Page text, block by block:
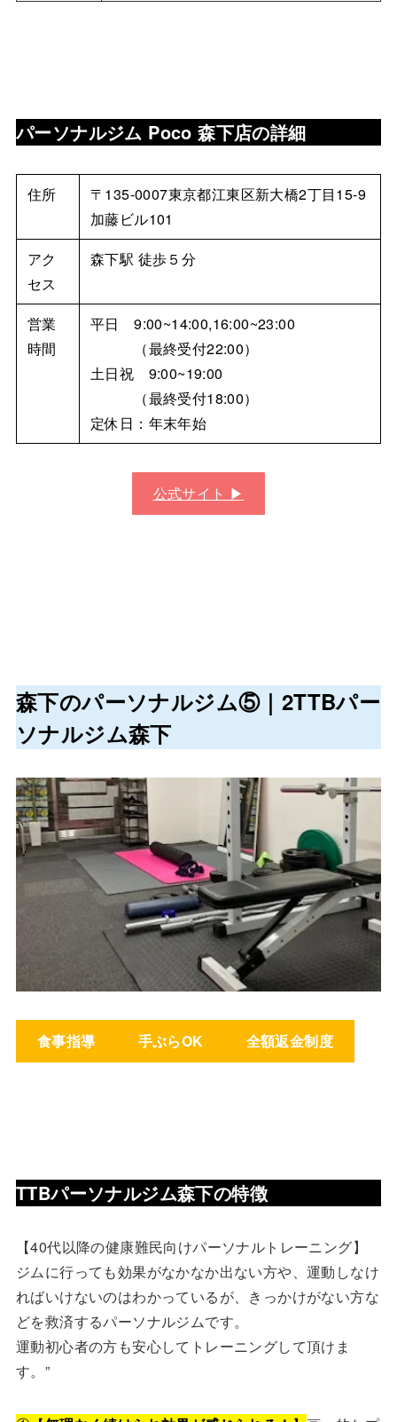
パーソナルジム Poco 森下店の詳細
住所
〒135-0007東京都江東区新大橋2丁目15-9
加藤ビル101
アク
セス
森下駅 徒歩５分
営業
時間
平日 9:00~14:00,16:00~23:00
（最終受付22:00）
土日祝 9:00~19:00
（最終受付18:00）
定休日：年末年始
公式サイト ▶︎
森下のパーソナルジム⑤｜2TTBパー
ソナルジム森下
食事指導 手ぶらOK 全額返金制度
TTBパーソナルジム森下の特徴
【40代以降の健康難民向けパーソナルトレーニング】
ジムに行っても効果がなかなか出ない方や、運動しなけ
ればいけないのはわかっているが、きっかけがない方な
どを救済するパーソナルジムです。
運動初心者の方も安心してトレーニングして頂けま
す。”